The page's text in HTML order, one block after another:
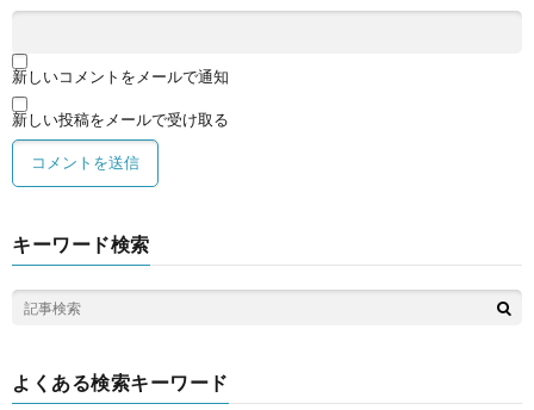
新しいコメントをメールで通知
新しい投稿をメールで受け取る
キーワード検索
よくある検索キーワード